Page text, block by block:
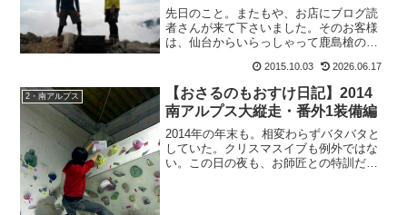
た靴下が復活する裏技
先日のこと。またもや、お店にブログ読
者さんが来て下さいました。そのお客様
は、仙台からいらっしゃって鹿島槍の帰
と、このもおすけブログを読んでその日
の山行は、試しに水を7リットルも担いで
柏原新道を登られたとか。...
2015.10.03 2026.06.17
2・南アルプス
【おさるのもおすけ日記】2014
南アルプス大縦走・番外1装備編
2014年の年末も。相変わらずバタバタと
していた。クリスマスイブも例外ではな
い。この日の夜も、お師匠との特訓だっ